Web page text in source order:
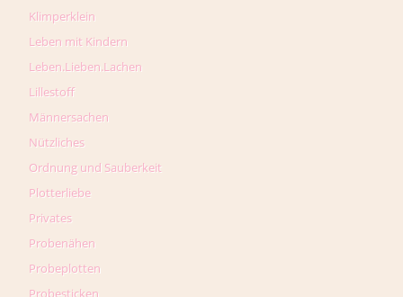
Klimperklein
Leben mit Kindern
Leben.Lieben.Lachen
Lillestoff
Männersachen
Nützliches
Ordnung und Sauberkeit
Plotterliebe
Privates
Probenähen
Probeplotten
Probesticken